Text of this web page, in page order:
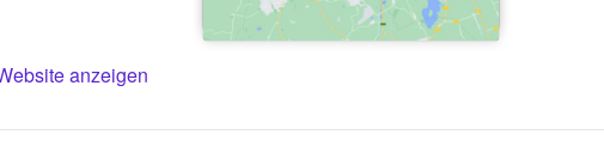
anzeigen